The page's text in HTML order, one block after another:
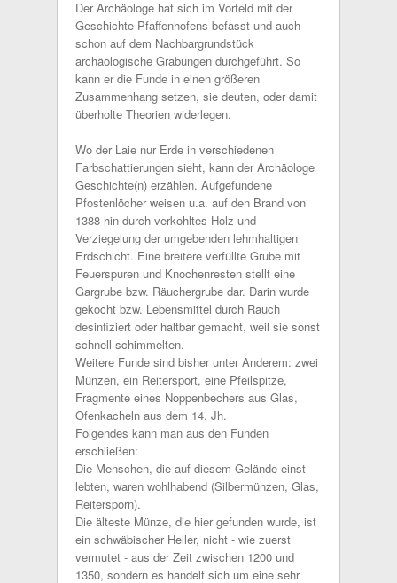
Der Archäologe hat sich im Vorfeld mit der
Geschichte Pfaffenhofens befasst und auch
schon auf dem Nachbargrundstück
archäologische Grabungen durchgeführt. So
kann er die Funde in einen größeren
Zusammenhang setzen, sie deuten, oder damit
überholte Theorien widerlegen.
Wo der Laie nur Erde in verschiedenen
Farbschattierungen sieht, kann der Archäologe
Geschichte(n) erzählen. Aufgefundene
Pfostenlöcher weisen u.a. auf den Brand von
1388 hin durch verkohltes Holz und
Verziegelung der umgebenden lehmhaltigen
Erdschicht. Eine breitere verfüllte Grube mit
Feuerspuren und Knochenresten stellt eine
Gargrube bzw. Räuchergrube dar. Darin wurde
gekocht bzw. Lebensmittel durch Rauch
desinfiziert oder haltbar gemacht, weil sie sonst
schnell schimmelten.
Weitere Funde sind bisher unter Anderem: zwei
Münzen, ein Reitersport, eine Pfeilspitze,
Fragmente eines Noppenbechers aus Glas,
Ofenkacheln aus dem 14. Jh.
Folgendes kann man aus den Funden
erschließen:
Die Menschen, die auf diesem Gelände einst
lebten, waren wohlhabend (Silbermünzen, Glas,
Reitersporn).
Die älteste Münze, die hier gefunden wurde, ist
ein schwäbischer Heller, nicht - wie zuerst
vermutet - aus der Zeit zwischen 1200 und
1350, sondern es handelt sich um eine sehr